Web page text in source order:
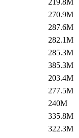
270.9M
287.6M
282.1M
285.3M
385.3M
203.4M
277.5M
240M
335.8M
322.3M